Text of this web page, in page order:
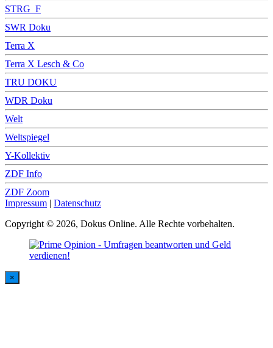
STRG_F
SWR Doku
Terra X
Terra X Lesch & Co
TRU DOKU
WDR Doku
Welt
Weltspiegel
Y-Kollektiv
ZDF Info
ZDF Zoom
Impressum | Datenschutz
Copyright © 2026, Dokus Online. Alle Rechte vorbehalten.
×